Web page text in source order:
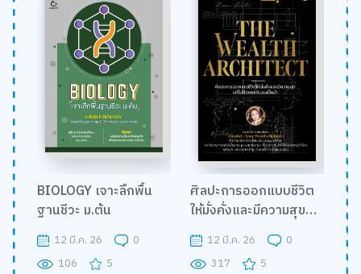
BIOLOGY เจาะลึกพื้น
ฐานชีวะ ม.ต้น
12 มี.ค. 26
0
106
5
ศิลปะการออกแบบชีวิต
ให้มั่งคั่งและมีความสุข
แต่ไม่ต้องหาเงินจนเป็น
บ้า 12 มี.ค. 26
0
317
5